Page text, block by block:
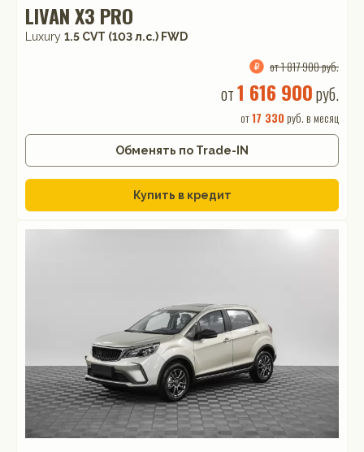
LIVAN X3 PRO
Luxury 1.5 CVT (103 л.с.) FWD
от 1 817 900 руб.
от1 616 900руб.
от17 330 руб. в месяц
Обменять по Trade-IN
Купить в кредит